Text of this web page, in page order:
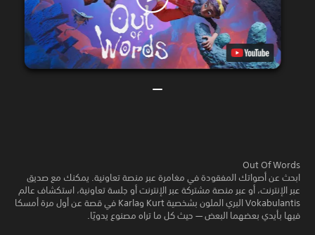
Out Of Words
ابحث عن أصواتك المفقودة في مغامرة عبر منصة تعاونية. يمكنك مع صديق
عبر الإنترنت، أو عبر منصة مشتركة عبر الإنترنت أو جلسة تعاونية، استكشاف عالم
Vokabulantis البري الملون بشخصية Kurt وKarla في قصة عن أول مرة أمسكا
فيها بأيدي بعضهما البعض — حيث كل ما تراه مصنوع يدويًا.